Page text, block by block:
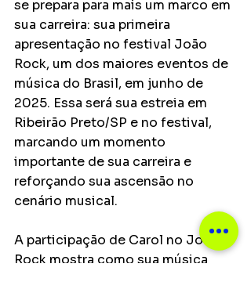
se prepara para mais um marco em
sua carreira: sua primeira
apresentação no festival João
Rock, um dos maiores eventos de
música do Brasil, em junho de
2025. Essa será sua estreia em
Ribeirão Preto/SP e no festival,
marcando um momento
importante de sua carreira e
reforçando sua ascensão no
cenário musical.
A participação de Carol no João
Rock mostra como sua música